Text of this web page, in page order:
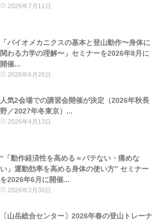
2026年7月11日
「バイオメカニクスの基本と登山動作〜身体に
関わる力学の理解〜」セミナーを2026年8月に
開催...
2026年6月26日
人気2会場での講習会開催が決定（2026年秋長
野／2027年冬東京）...
2026年4月13日
“「動作経済性を高める＝バテない・痛めな
い」運動効率を高める身体の使い方” セミナー
を2026年6月に開催...
2026年3月30日
〔山岳総合センター〕2026年春の登山トレーナ